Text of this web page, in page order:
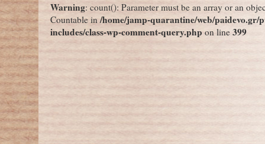
Warning: count(): Parameter must be an array or an
Countable in/home/jamp-quarantine/web/paidevo.gr/
includes/class-wp-comment-query.php on line 399